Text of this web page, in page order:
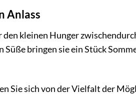
Anlass
kleinen Hunger
bringen sie ein Stück
Sie sich von der Vielfalt der